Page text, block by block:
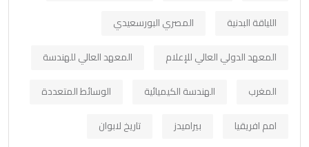
اللياقة البدنية
المصري البورسعيدي
المعهد الدولي العالي للإعلام
المعهد العالي للهندسة
المغرب
الهندسة الكيميائية
الوسائط المتعددة
امم افريقيا
بيراميدز
تاريخ لابوان